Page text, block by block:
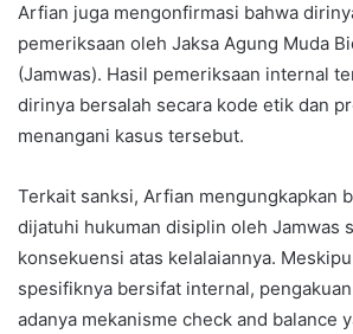
Arfian juga mengonfirmasi bahwa
pemeriksaan oleh Jaksa Agung Muda
(Jamwas). Hasil pemeriksaan internal
dirinya bersalah secara kode etik dan
menangani kasus tersebut.
Terkait sanksi, Arfian mengungkapkan
dijatuhi hukuman disiplin oleh Jamwas
konsekuensi atas kelalaiannya.
spesifiknya bersifat internal,
adanya mekanisme check and balance